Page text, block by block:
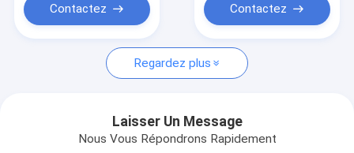
Tasse de papier faisant des machines
Machine de découpage de tasse de papier
Machine de papier de gamelle
Contactez Contactez
Regardez plus
Laisser Un Message
Nous Vous Répondrons Rapidement